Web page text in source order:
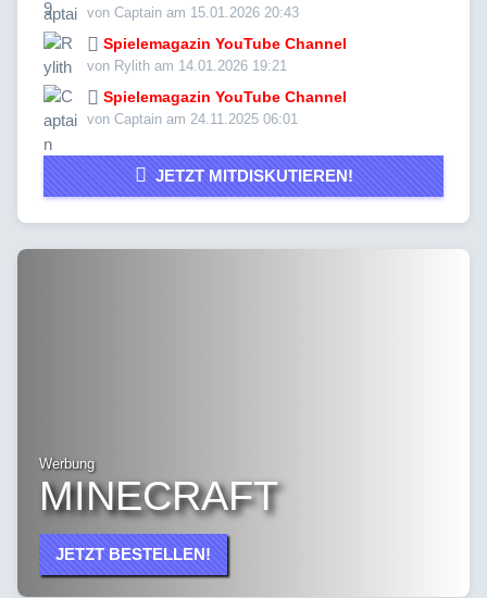
von Captain am 15.01.2026 20:43
Spielemagazin YouTube Channel
von Rylith am 14.01.2026 19:21
Spielemagazin YouTube Channel
von Captain am 24.11.2025 06:01
JETZT MITDISKUTIEREN!
Werbung
MINECRAFT
JETZT BESTELLEN!